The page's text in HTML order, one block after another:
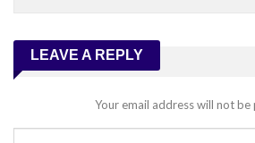
LEAVE A REPLY
Your email address will not be